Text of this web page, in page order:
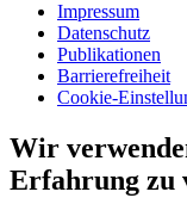
Impressum
Datenschutz
Publikationen
Barrierefreiheit
Cookie-
Wir
Erfahrung zu